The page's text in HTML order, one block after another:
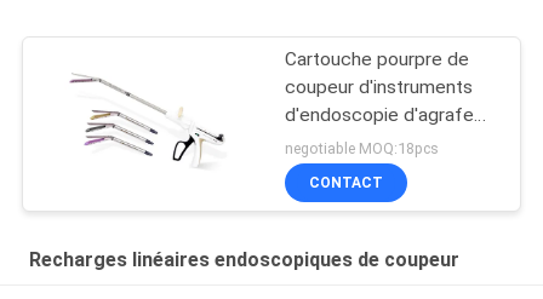
Cartouche pourpre de
coupeur d'instruments
d'endoscopie d'agrafe
titanique linéaire d'alliage
negotiable MOQ:18pcs
CONTACT
Recharges linéaires endoscopiques de coupeur